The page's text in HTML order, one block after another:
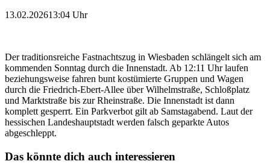
13.02.202613:04 Uhr
Der traditionsreiche Fastnachtszug in Wiesbaden schlängelt sich am
kommenden Sonntag durch die Innenstadt. Ab 12:11 Uhr laufen
beziehungsweise fahren bunt kostümierte Gruppen und Wagen
durch die Friedrich-Ebert-Allee über Wilhelmstraße, Schloßplatz
und Marktstraße bis zur Rheinstraße. Die Innenstadt ist dann
komplett gesperrt. Ein Parkverbot gilt ab Samstagabend. Laut der
hessischen Landeshauptstadt werden falsch geparkte Autos
abgeschleppt.
Das könnte dich auch interessieren